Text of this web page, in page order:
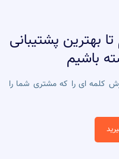
بهترین پشتیبانی
باشیم
کلمه ای را که مشتری شما را